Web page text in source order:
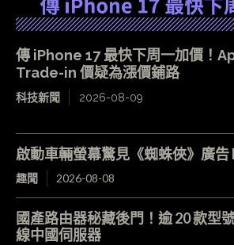
傳 iPhone 17 最快下周一加價！
Trade-in 價疑為漲價鋪路
科技新聞 2026-08-09
啟動車輛螢幕驚見《蜘蛛俠》廣
趣聞 2026-08-08
國產路由器秘藏後門！逾 20 款型
線中國伺服器